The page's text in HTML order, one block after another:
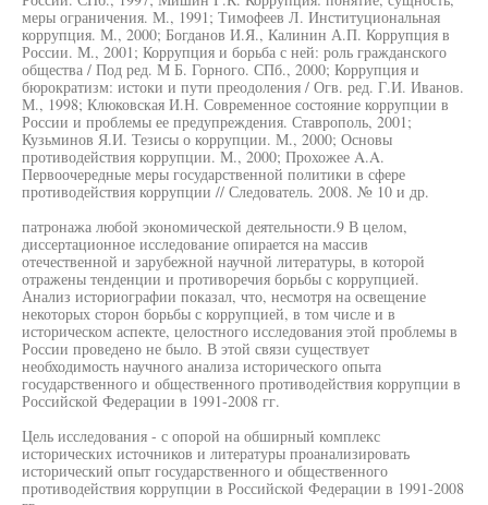
меры ограничения. М., 1991; Тимофеев Л. Институциональная
коррупция. М., 2000; Богданов И.Я., Калинин А.П. Коррупция в
России. М., 2001; Коррупция и борьба с ней: роль гражданского
общества / Под ред. М Б. Горного. СПб., 2000; Коррупция и
бюрократизм: истоки и пути преодоления / Огв. ред. Г.И. Иванов.
М., 1998; Клюковская И.Н. Современное состояние коррупции в
России и проблемы ее предупреждения. Ставрополь, 2001;
Кузьминов Я.И. Тезисы о коррупции. М., 2000; Основы
противодействия коррупции. М., 2000; Прохожее A.A.
Первоочередные меры государственной политики в сфере
противодействия коррупции // Следователь. 2008. № 10 и др.
патронажа любой экономической деятельности.9 В целом,
диссертационное исследование опирается на массив
отечественной и зарубежной научной литературы, в которой
отражены тенденции и противоречия борьбы с коррупцией.
Анализ историографии показал, что, несмотря на освещение
некоторых сторон борьбы с коррупцией, в том числе и в
историческом аспекте, целостного исследования этой проблемы в
России проведено не было. В этой связи существует
необходимость научного анализа исторического опыта
государственного и общественного противодействия коррупции в
Российской Федерации в 1991-2008 гг.
Цель исследования - с опорой на обширный комплекс
исторических источников и литературы проанализировать
исторический опыт государственного и общественного
противодействия коррупции в Российской Федерации в 1991-2008